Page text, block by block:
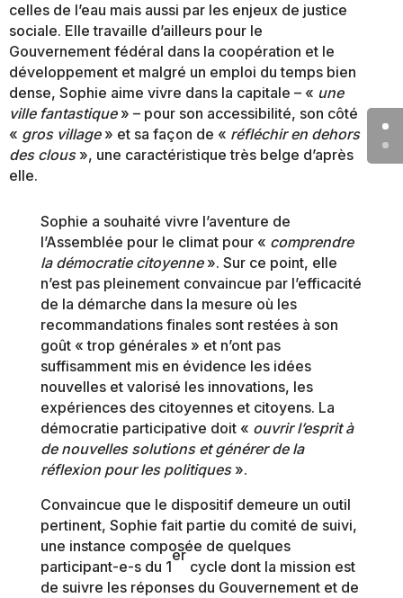
celles de l’eau mais aussi par les enjeux de justice
sociale. Elle travaille d’ailleurs pour le
Gouvernement fédéral dans la coopération et le
développement et malgré un emploi du temps bien
dense, Sophie aime vivre dans la capitale – « une
ville fantastique» – pour son accessibilité, son côté
« gros village» et sa façon de « réfléchir en dehors
des clous», une caractéristique très belge d’après
elle.
Sophie a souhaité vivre l’aventure de
l’Assemblée pour le climat pour « comprendre
la démocratie citoyenne». Sur ce point, elle
n’est pas pleinement convaincue par l’efficacité
de la démarche dans la mesure où les
recommandations finales sont restées à son
goût « trop générales » et n’ont pas
suffisamment mis en évidence les idées
nouvelles et valorisé les innovations, les
expériences des citoyennes et citoyens. La
démocratie participative doit « ouvrir l’esprit à
de nouvelles solutions et générer de la
réflexion pour les politiques».
Convaincue que le dispositif demeure un outil
pertinent, Sophie fait partie du comité de suivi,
une instance composée de quelques
participant-e-s du 1
er
cycle dont la mission est
de suivre les réponses du Gouvernement et de